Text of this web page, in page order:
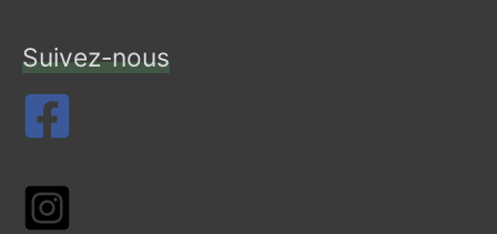
Suivez-nous